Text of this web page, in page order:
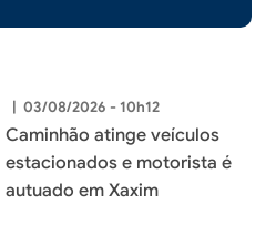
| 03/08/2026 - 10h12
Caminhão atinge veículos
estacionados e motorista é
autuado em Xaxim